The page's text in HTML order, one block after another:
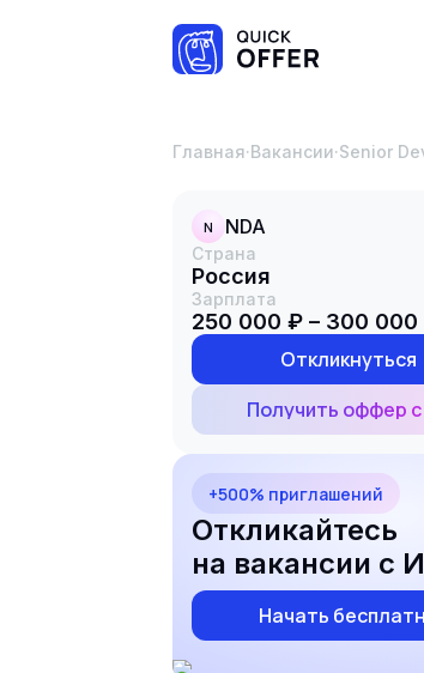
Главная·Вакансии· Senior
N NDA
Страна
Россия
Зарплата
250 000 ₽ – 300 000
Откликнуться
Получить оффер
+500% приглашений
Откликайтесь
на вакансии с
Начать